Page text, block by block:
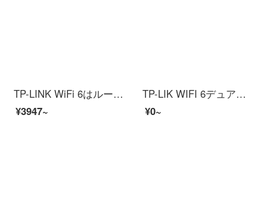
TP-LINK WiFi 6はルートMeshセットのギガダブルの家庭用無線子母ルートゲームを展開しやすいです。
¥3947~
TP-LIK WIFI 6デュアル周波数千兆企業級無線ルーター多WAN口商用アフィ室ハイパワネットワーク高速WIFI企業ルーターTL-XVR 1800 L易展版【1800 M】
¥0~